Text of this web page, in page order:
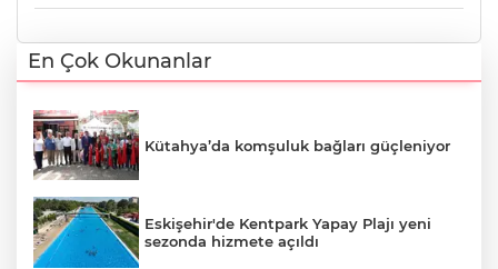
En Çok Okunanlar
Kütahya’da komşuluk bağları güçleniyor
Eskişehir'de Kentpark Yapay Plajı yeni
sezonda hizmete açıldı